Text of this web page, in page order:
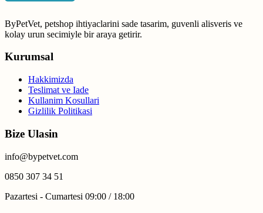
ByPetVet, petshop ihtiyaclarini sade tasarim, guvenli alisveris ve
kolay urun secimiyle bir araya getirir.
Kurumsal
Hakkimizda
Teslimat ve Iade
Kullanim Kosullari
Gizlilik Politikasi
Bize Ulasin
info@bypetvet.com
0850 307 34 51
Pazartesi - Cumartesi 09:00 / 18:00